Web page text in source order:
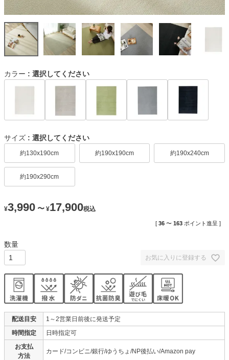
¥3,990 〜 ¥17,900税込
[ 36 〜 163 ポイント進呈 ]
カラー 選択してください
サイズ 選択してください
約130x190cm 約190x190cm 約190x240cm
約190x290cm
お気に入りに登録する
配送目安
1～2営業日前後に発送予定
時間指定
日時指定可
お支払
方法
カード/コンビニ/銀行/ゆうちょ/NP後払い/Amazon pay